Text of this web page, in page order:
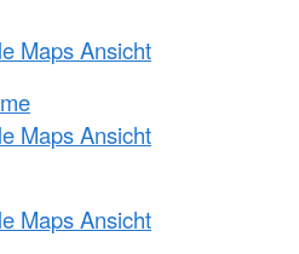
Maps Ansicht
Maps Ansicht
Maps Ansicht